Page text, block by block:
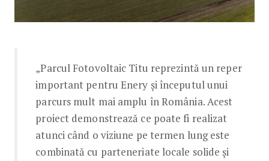
„Parcul Fotovoltaic Titu reprezintă un reper
important pentru Enery și începutul unui
parcurs mult mai amplu în România. Acest
proiect demonstrează ce poate fi realizat
atunci când o viziune pe termen lung este
combinată cu parteneriate locale solide și